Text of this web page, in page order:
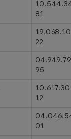
81
22
95
12
01